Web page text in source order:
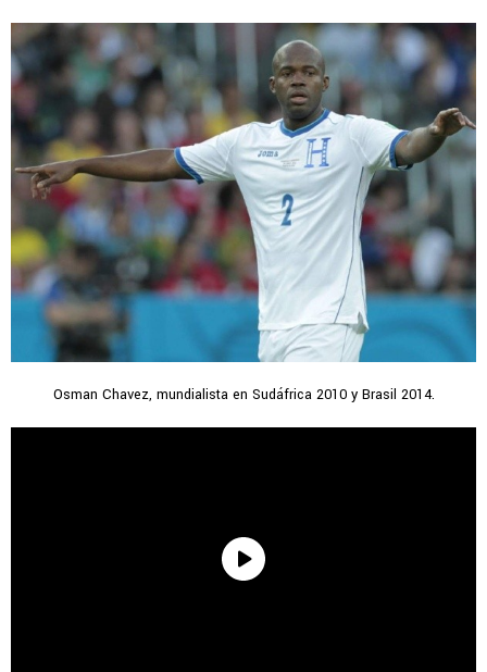
Osman Chavez, mundialista en Sudáfrica 2010 y Brasil 2014.